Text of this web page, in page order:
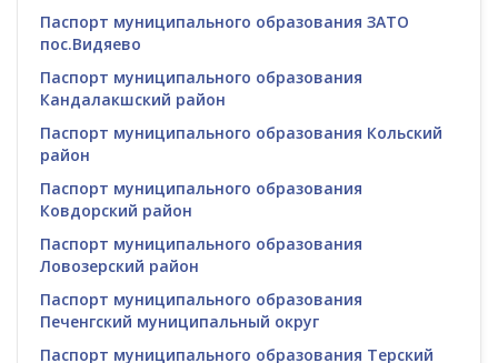
Паспорт муниципального образования ЗАТО
пос.Видяево
Паспорт муниципального образования
Кандалакшский район
Паспорт муниципального образования Кольский
район
Паспорт муниципального образования
Ковдорский район
Паспорт муниципального образования
Ловозерский район
Паспорт муниципального образования
Печенгский муниципальный округ
Паспорт муниципального образования Терский